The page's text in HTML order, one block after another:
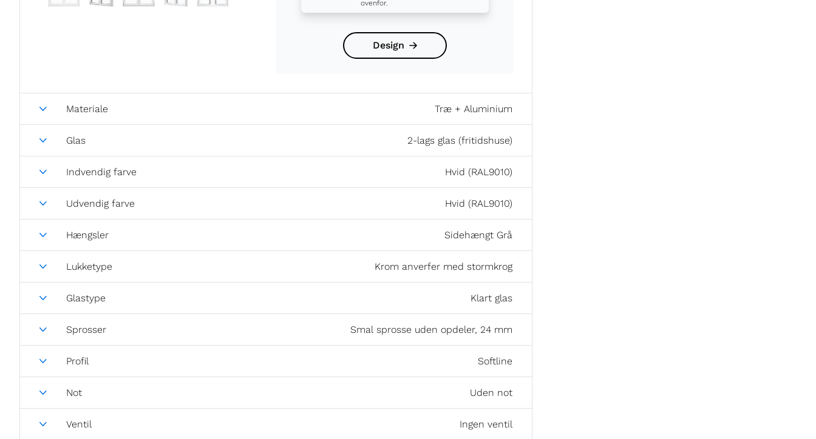
ovenfor.
Design
Materiale Træ + Aluminium
Glas 2-lags glas (fritidshuse)
Indvendig farve Hvid (RAL9010)
Udvendig farve Hvid (RAL9010)
Hængsler Sidehængt Grå
Lukketype Krom anverfer med stormkrog
Glastype Klart glas
Sprosser Smal sprosse uden opdeler, 24 mm
Profil Softline
Not Uden not
Ventil Ingen ventil